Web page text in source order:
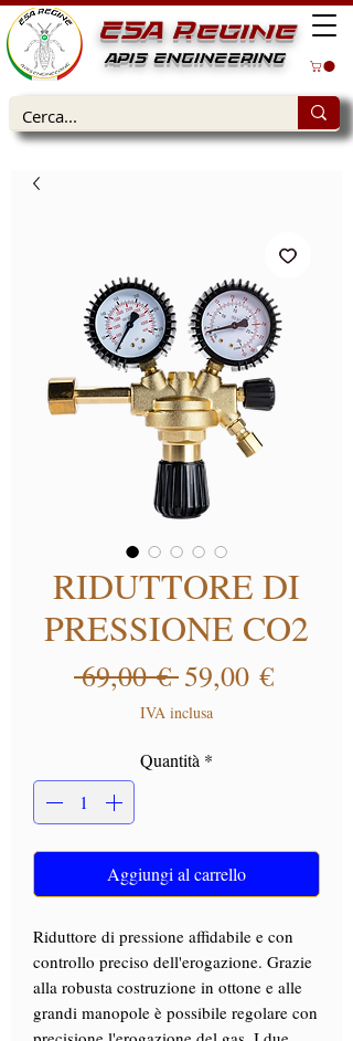
ESA Regine
APIS ENGINEERING
RIDUTTORE DI
PRESSIONE CO2
69,00 € Prezzo regolare
59,00 €Prezzo
IVA inclusa
Quantità *
Aggiungi al carrello
Riduttore di pressione affidabile e con
controllo preciso dell'erogazione. Grazie
alla robusta costruzione in ottone e alle
grandi manopole è possibile regolare con